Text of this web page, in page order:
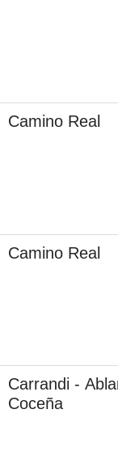
Camino Real
Camino Real
Carrandi -
Coceña